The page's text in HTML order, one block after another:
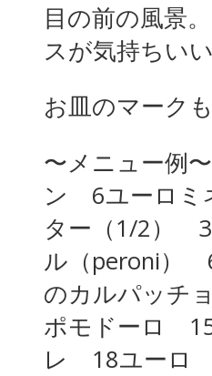
目の前の風景
スが気持ちいい
お皿のマーク
〜メニュー例
ン 6ユーロミ
ター（1/2）
ル（peroni）
のカルパッチ
ポモドーロ
レ 18ユーロ